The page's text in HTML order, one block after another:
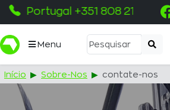
Pemba +258 843 330 100
Menu
Início Sobre-Nos contate-nos